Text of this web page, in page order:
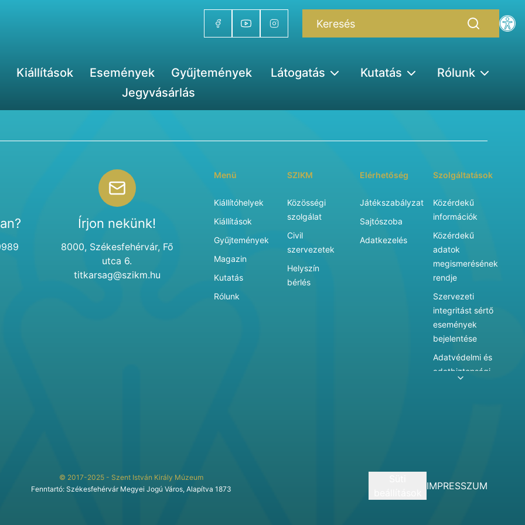
Kiállítások Események Gyűjtemények Látogatás Kutatás
Rólunk
Jegyvásárlás
Írjon nekünk!
8000, Székesfehérvár, Fő
utca 6.
titkarsag@szikm.hu
Menü
Kiállítóhelyek
Kiállítások
Gyűjtemények
Magazin
Kutatás
Rólunk
SZIKM
Közösségi
szolgálat
Civil
szervezetek
Helyszín
bérlés
Elérhetőség
Játékszabályzat
Sajtószoba
Adatkezelés
Szolgáltatások
Közérdekű
információk
Közérdekű
adatok
megismerésének
rendje
Szervezeti
integritást sértő
események
bejelentése
Adatvédelmi és
adatbiztonsági
szolgáltatásai
© 2017-2025 - Szent István Király Múzeum
Fenntartó: Székesfehérvár Megyei Jogú Város, Alapítva 1873
IMPRESSZUM